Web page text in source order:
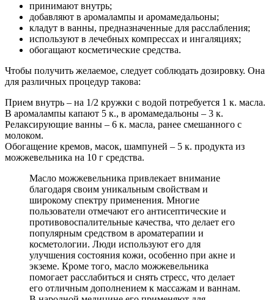
принимают внутрь;
добавляют в аромалампы и аромамедальоны;
кладут в ванны, предназначенные для расслабления;
используют в лечебных компрессах и ингаляциях;
обогащают косметические средства.
Чтобы получить желаемое, следует соблюдать дозировку. Она
для различных процедур такова:
Прием внутрь – на 1/2 кружки с водой потребуется 1 к. масла.
В аромалампы капают 5 к., в аромамедальоны – 3 к.
Релаксирующие ванны – 6 к. масла, ранее смешанного с
молоком.
Обогащение кремов, масок, шампуней – 5 к. продукта из
можжевельника на 10 г средства.
Масло можжевельника привлекает внимание
благодаря своим уникальным свойствам и
широкому спектру применения. Многие
пользователи отмечают его антисептические и
противовоспалительные качества, что делает его
популярным средством в ароматерапии и
косметологии. Люди используют его для
улучшения состояния кожи, особенно при акне и
экземе. Кроме того, масло можжевельника
помогает расслабиться и снять стресс, что делает
его отличным дополнением к массажам и ваннам.